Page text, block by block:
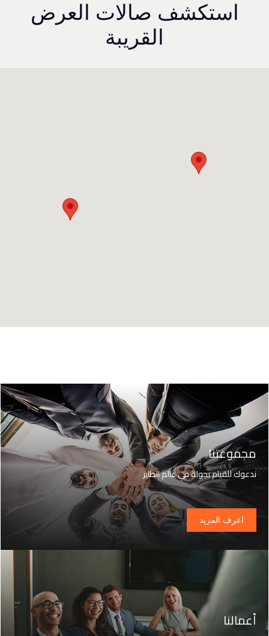
استكشف صالات العرض
القريبة
مجموعتنا
ندعوك للقيام بجولة في عالم الطاير
اعرف المزيد
أعمالنا